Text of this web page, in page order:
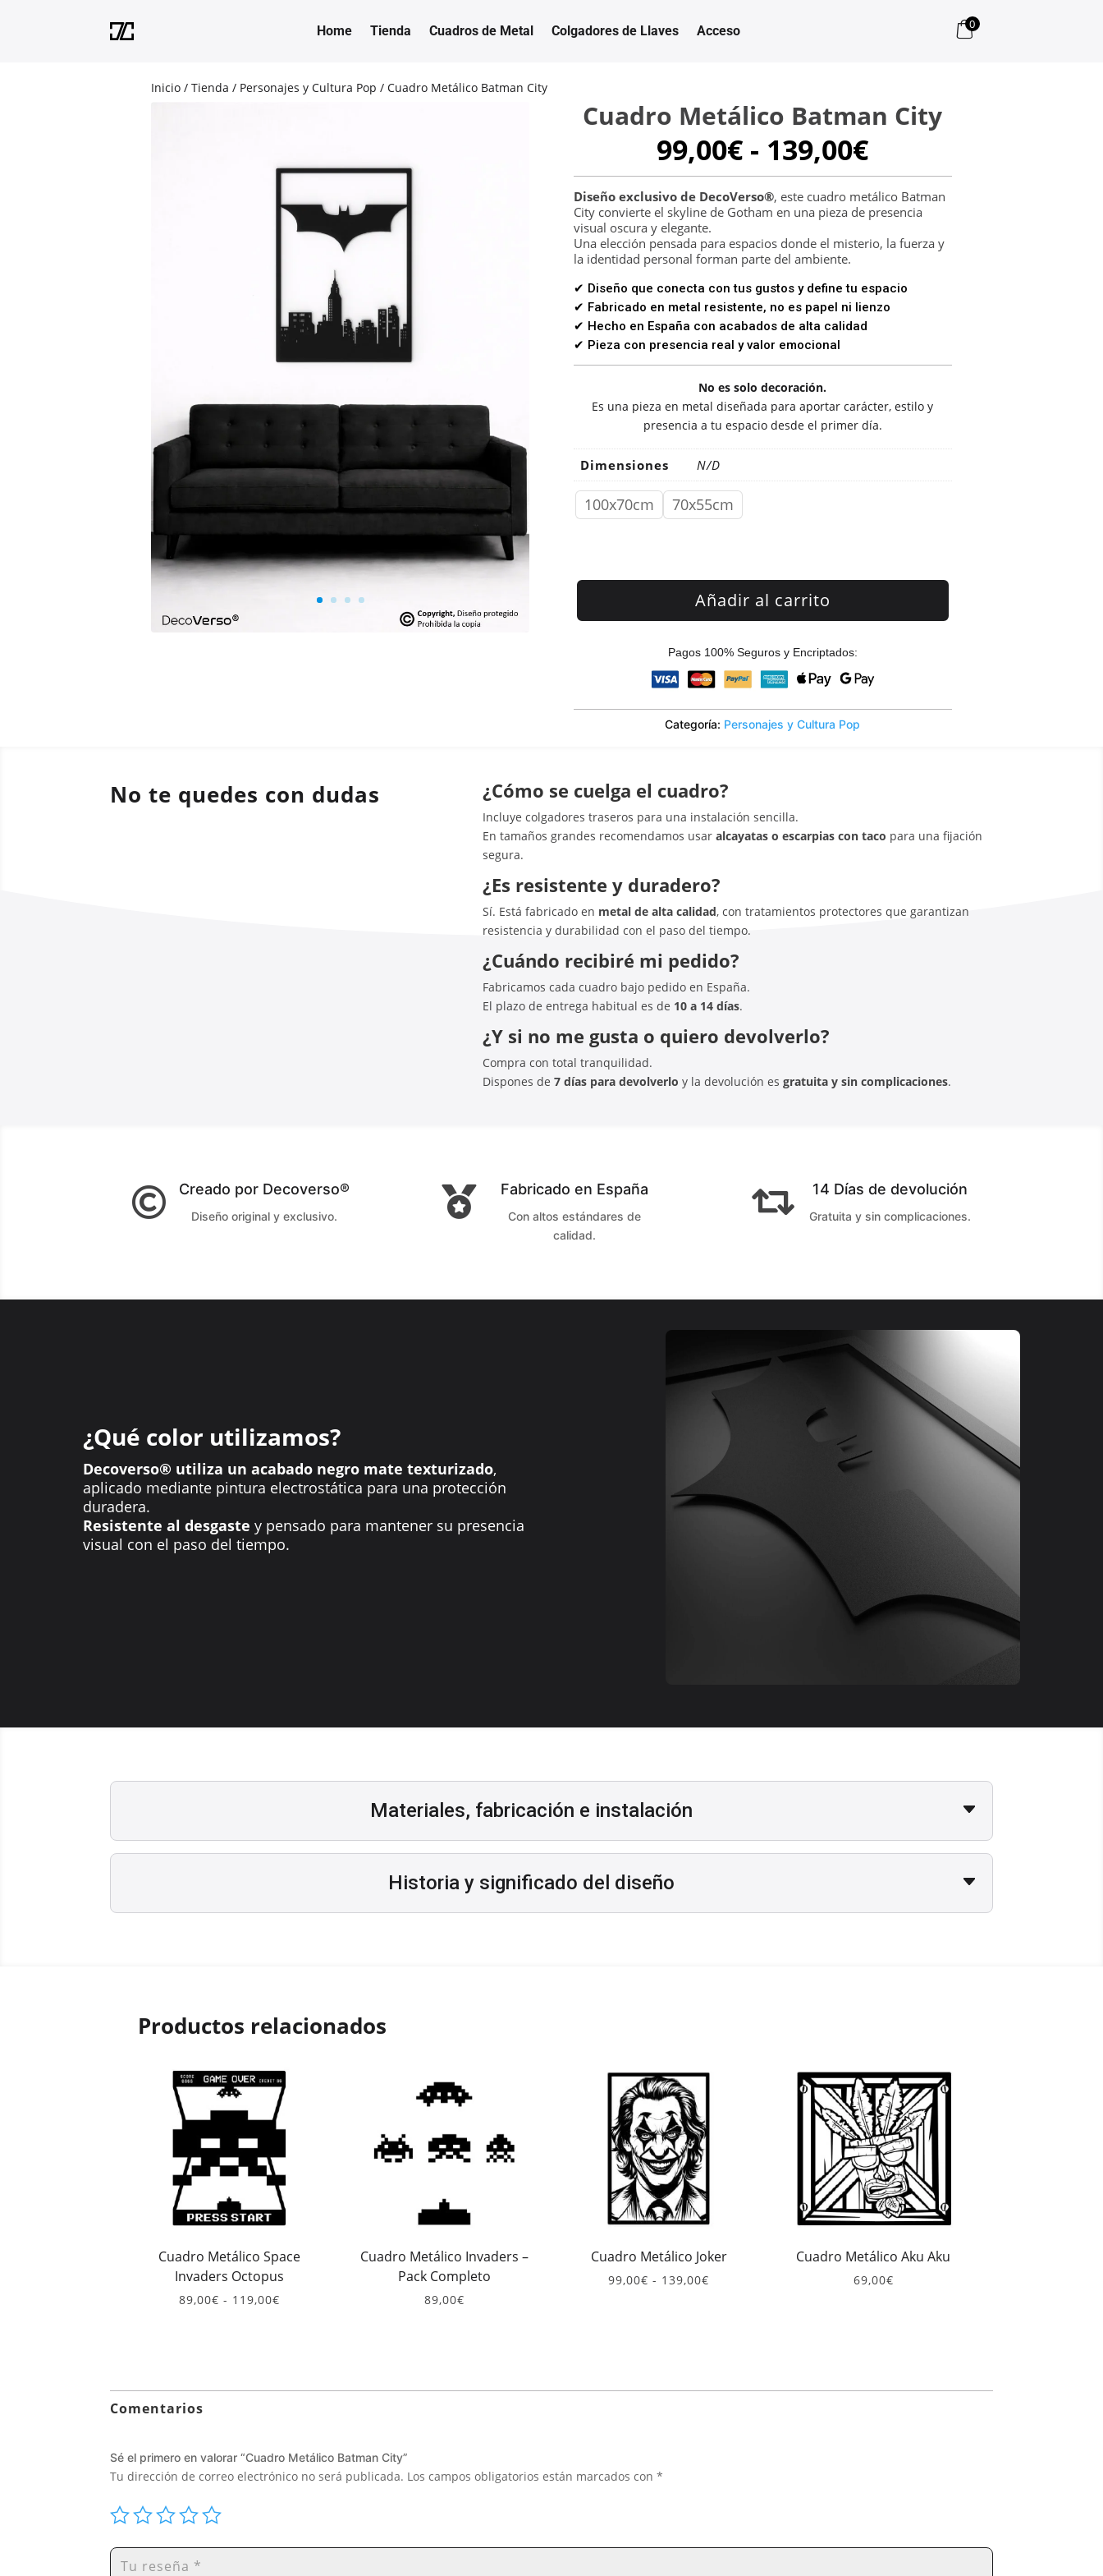
Home Tienda Cuadros de Metal Colgadores de Llaves Acceso 0
Inicio / Tienda / Personajes y Cultura Pop / Cuadro Metálico Batman City
Cuadro Metálico Batman City
99,00€ - 139,00€Rango
de
precios:
desde
99,00€
hasta
139,00€
Diseño exclusivo de DecoVerso®, este cuadro metálico Batman
City convierte el skyline de Gotham en una pieza de presencia
visual oscura y elegante.
Una elección pensada para espacios donde el misterio, la fuerza y
la identidad personal forman parte del ambiente.
✔ Diseño que conecta con tus gustos y define tu espacio
✔ Fabricado en metal resistente, no es papel ni lienzo
✔ Hecho en España con acabados de alta calidad
✔ Pieza con presencia real y valor emocional
No es solo decoración.
Es una pieza en metal diseñada para aportar carácter, estilo y
presencia a tu espacio desde el primer día.
Dimensiones N/D
100x70cm 70x55cm
Añadir al carrito
Pagos 100% Seguros y Encriptados:
Categoría: Personajes y Cultura Pop
No te quedes con dudas ¿Cómo se cuelga el cuadro?
Incluye colgadores traseros para una instalación sencilla.
En tamaños grandes recomendamos usaralcayatas o escarpias con taco para una fijación
segura.
¿Es resistente y duradero?
Sí. Está fabricado en metal de alta calidad, con tratamientos protectores que garantizan
resistencia y durabilidad con el paso del tiempo.
¿Cuándo recibiré mi pedido?
Fabricamos cada cuadro bajo pedido en España.
El plazo de entrega habitual es de 10 a 14 días.
¿Y si no me gusta o quiero devolverlo?
Compra con total tranquilidad.
Dispones de7 días para devolverlo y la devolución esgratuita y sin complicaciones.
 Creado por Decoverso®
Diseño original y exclusivo.  Fabricado en España
Con altos estándares de
calidad.
 14 Días de devolución
Gratuita y sin complicaciones.
¿Qué color utilizamos?
Decoverso® utiliza un acabado negro mate texturizado,
aplicado mediante pintura electrostática para una protección
duradera.
Resistente al desgaste y pensado para mantener su presencia
visual con el paso del tiempo.
Materiales, fabricación e instalación
Historia y significado del diseño
Productos relacionados
Cuadro Metálico Space
Invaders Octopus
89,00€ - 119,00€
119,00€
Cuadro Metálico Invaders –
Pack Completo
89,00€
Cuadro Metálico Joker
99,00€ - 139,00€
Cuadro Metálico Aku Aku
69,00€
Comentarios
Sé el primero en valorar “Cuadro Metálico Batman City”
Tu dirección de correo electrónico no será publicada. Los campos obligatorios están marcados con*